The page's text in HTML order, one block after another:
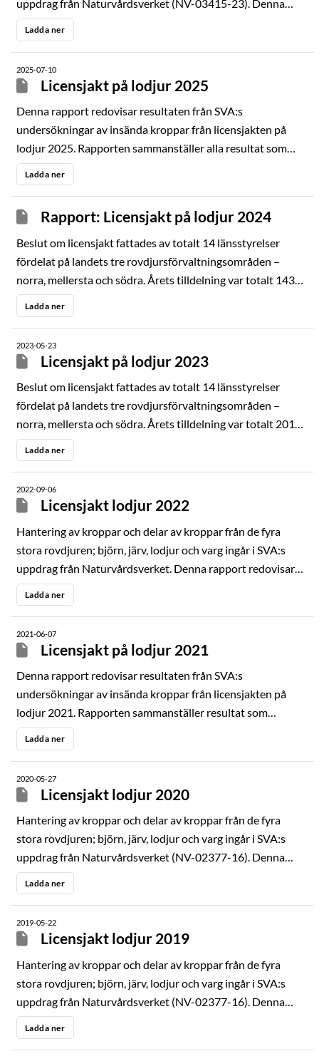
uppdrag från Naturvårdsverket (NV-03415-23). Denna
årsrapport redovisar resultat från de aktiviteter som
utförts inom detta uppdrag under 2025. Viltsektionen
ansvarar för hantering och sammanställning av prover
samt data från döda stora rovdjur. Rapporten har en
sammanfattande del varefter resultat från respektive
djurslag presenteras
Ladda ner
2025-07-10
Licensjakt på lodjur 2025
Denna rapport redovisar resultaten från SVA:s
undersökningar av insända kroppar från licensjakten på
lodjur 2025. Rapporten sammanställer alla resultat som
framkommit under obduktion samt noterade fynd vid
Länsstyrelsens besiktning.
Ladda ner
Rapport: Licensjakt på lodjur 2024
Beslut om licensjakt fattades av totalt 14 länsstyrelser
fördelat på landets tre rovdjursförvaltningsområden –
norra, mellersta och södra. Årets tilldelning var totalt 143
lodjur varav 138 fälldes och ytterligare en avräknades efter
påskjutning. Av de fällda djuren var 57 honor och 80 hanar.
övriga bedömdes vara födda våren 2023. Exakt ålder för
vuxna individer erhålls när tandsnittsanalyser är klara.
Ladda ner
2023-05-23
Licensjakt på lodjur 2023
Beslut om licensjakt fattades av totalt 14 länsstyrelser
fördelat på landets tre rovdjursförvaltningsområden –
norra, mellersta och södra. Årets tilldelning var totalt 201
lodjur varav 182 fälldes och ytterligare fem avräknades
efter påskjutning. Av de fällda djuren var 78 honor och 104
vuxna, övriga bedömdes vara födda våren 2022.
Ladda ner
2022-09-06
Licensjakt lodjur 2022
Hantering av kroppar och delar av kroppar från de fyra
stora rovdjuren; björn, järv, lodjur och varg ingår i SVA:s
uppdrag från Naturvårdsverket. Denna rapport redovisar
resultaten från SVA:s undersökningar av insända kroppar
från licensjakten på lodjur 2022.
Ladda ner
2021-06-07
Licensjakt på lodjur 2021
Denna rapport redovisar resultaten från SVA:s
undersökningar av insända kroppar från licensjakten på
lodjur 2021. Rapporten sammanställer resultat som
framkommit under obduktion och ersätter enskilda
obduktionsutlåtanden som görs då djur inkommer som
rapporten är att ge en övergripande bild av hälsostatusen
hos de fällda lodjuren och redovisa fynd och data som kan
användas inom förvaltningen av lodjur.
Ladda ner
2020-05-27
Licensjakt lodjur 2020
Hantering av kroppar och delar av kroppar från de fyra
stora rovdjuren; björn, järv, lodjur och varg ingår i SVA:s
uppdrag från Naturvårdsverket (NV-02377-16). Denna
rapport redovisar resultaten från SVA:s undersökningar av
insända kroppar från licensjakten på lodjur 2020.
Ladda ner
2019-05-22
Licensjakt lodjur 2019
Hantering av kroppar och delar av kroppar från de fyra
stora rovdjuren; björn, järv, lodjur och varg ingår i SVA:s
uppdrag från Naturvårdsverket (NV-02377-16). Denna
rapport redovisar resultaten från SVA:s undersökningar av
insända kroppar från licensjakten på lodjur 2019.
Ladda ner